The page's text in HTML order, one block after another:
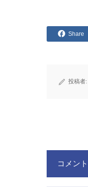
Share
投稿者:
コメント